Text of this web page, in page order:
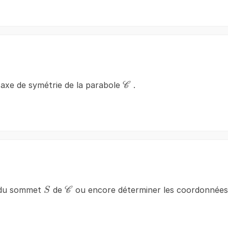
de symétrie de la parabole \mathscr{C}
C .
sommet S
S de\mathscr{C}
C ou encore déterminer les